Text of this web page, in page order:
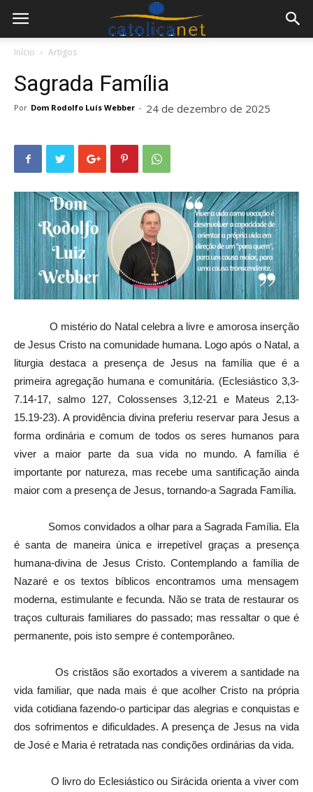
Início Artigos
Sagrada Família
Por Dom Rodolfo Luís Webber - 24 de dezembro de 2025
O mistério do Natal celebra a livre e amorosa inserção
de Jesus Cristo na comunidade humana. Logo após o Natal, a
liturgia destaca a presença de Jesus na família que é a
primeira agregação humana e comunitária. (Eclesiástico 3,3-
7.14-17, salmo 127, Colossenses 3,12-21 e Mateus 2,13-
15.19-23). A providência divina preferiu reservar para Jesus a
forma ordinária e comum de todos os seres humanos para
viver a maior parte da sua vida no mundo. A família é
importante por natureza, mas recebe uma santificação ainda
maior com a presença de Jesus, tornando-a Sagrada Família.
Somos convidados a olhar para a Sagrada Família. Ela
é santa de maneira única e irrepetível graças a presença
humana-divina de Jesus Cristo. Contemplando a família de
Nazaré e os textos bíblicos encontramos uma mensagem
moderna, estimulante e fecunda. Não se trata de restaurar os
traços culturais familiares do passado; mas ressaltar o que é
permanente, pois isto sempre é contemporâneo.
Os cristãos são exortados a viverem a santidade na
vida familiar, que nada mais é que acolher Cristo na própria
vida cotidiana fazendo-o participar das alegrias e conquistas e
dos sofrimentos e dificuldades. A presença de Jesus na vida
de José e Maria é retratada nas condições ordinárias da vida.
O livro do Eclesiástico ou Sirácida orienta a viver com